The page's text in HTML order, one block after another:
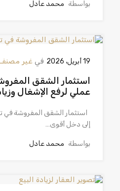
بواسطة محمد عادل
19 أبريل، 2026 في غير
استثمار الشقق
عملي لرفع الإشغال
استثمار الشقق المفروشة في
إلى دخل أقوى…
بواسطة محمد عادل